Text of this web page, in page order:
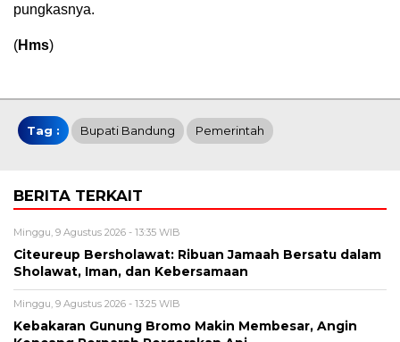
pungkasnya.
(Hms)
Tag : Bupati Bandung Pemerintah
BERITA TERKAIT
Minggu, 9 Agustus 2026 - 13:35 WIB
Citeureup Bersholawat: Ribuan Jamaah Bersatu dalam
Sholawat, Iman, dan Kebersamaan
Minggu, 9 Agustus 2026 - 13:25 WIB
Kebakaran Gunung Bromo Makin Membesar, Angin